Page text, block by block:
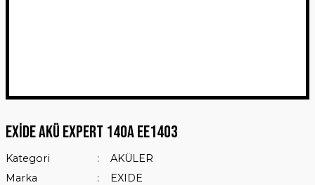
Exide Akü EXPERT 140A EE1403
Kategori
AKÜLER
Marka
EXIDE